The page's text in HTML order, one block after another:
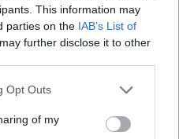
This information may
parties on the IAB’s List of
further disclose it to other
Opt Outs
of my